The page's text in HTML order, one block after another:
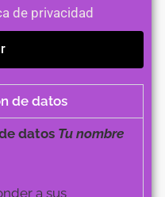
de privacidad
de datos
datos Tu nombre
a sus